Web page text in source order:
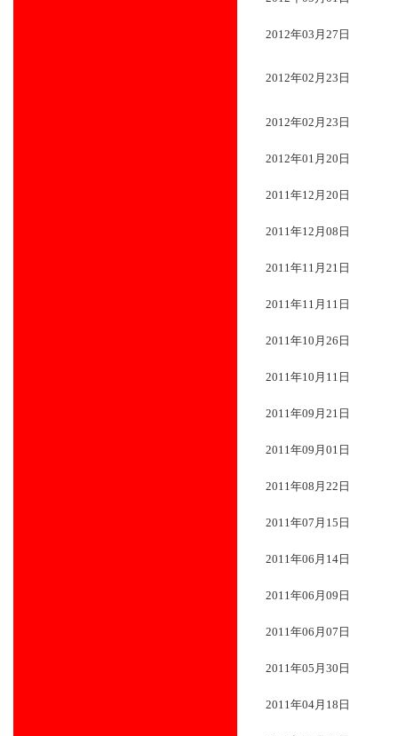
2012年03月27日
2012年02月23日
2012年02月23日
2012年01月20日
2011年12月20日
2011年12月08日
2011年11月21日
2011年11月11日
2011年10月26日
2011年10月11日
2011年09月21日
2011年09月01日
2011年08月22日
2011年07月15日
2011年06月14日
2011年06月09日
2011年06月07日
2011年05月30日
2011年04月18日